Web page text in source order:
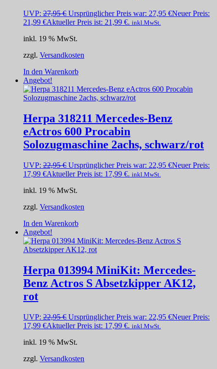
UVP: 27,95€ Ursprünglicher Preis war: 27,95 €Neuer Preis:
21,99 €Aktueller Preis ist: 21,99 €. inkl.MwSt.
inkl. 19 % MwSt.
zzgl. Versandkosten
In den Warenkorb
Angebot!
Herpa 318211 Mercedes-Benz
eActros 600 Procabin
Solozugmaschine 2achs, schwarz/rot
UVP: 22,95€ Ursprünglicher Preis war: 22,95 €Neuer Preis:
17,99 €Aktueller Preis ist: 17,99 €. inkl.MwSt.
inkl. 19 % MwSt.
zzgl. Versandkosten
In den Warenkorb
Angebot!
Herpa 013994 MiniKit: Mercedes-
Benz Actros S Absetzkipper AK12,
rot
UVP: 22,95€ Ursprünglicher Preis war: 22,95 €Neuer Preis:
17,99 €Aktueller Preis ist: 17,99 €. inkl.MwSt.
inkl. 19 % MwSt.
zzgl. Versandkosten